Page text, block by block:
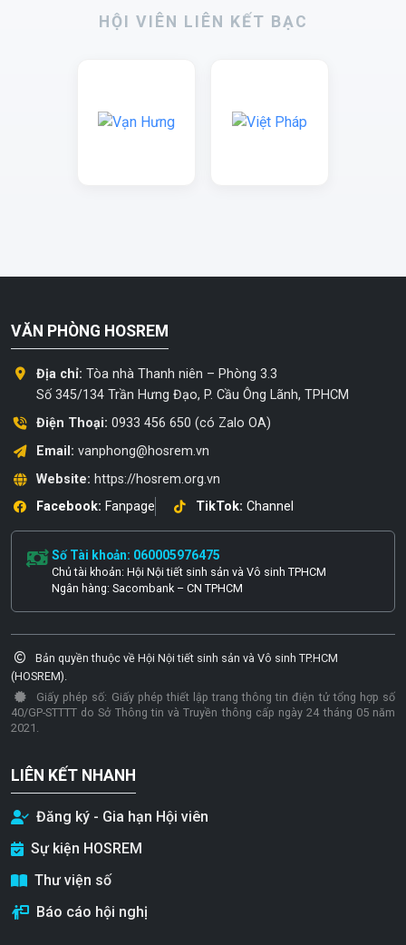
HỘI VIÊN LIÊN KẾT BẠC
VĂN PHÒNG HOSREM
Địa chỉ: Tòa nhà Thanh niên – Phòng 3.3
Số 345/134 Trần Hưng Đạo, P. Cầu Ông Lãnh, TPHCM
Điện Thoại: 0933 456 650 (có Zalo OA)
Email: vanphong@hosrem.vn
Website: https://hosrem.org.vn
Facebook: Fanpage TikTok: Channel
Số Tài khoản: 060005976475
Chủ tài khoản: Hội Nội tiết sinh sản và Vô sinh TPHCM
Ngân hàng: Sacombank – CN TPHCM
Bản quyền thuộc về Hội Nội tiết sinh sản và Vô sinh TP.HCM
(HOSREM).
Giấy phép số: Giấy phép thiết lập trang thông tin điện tử tổng hợp số
40/GP-STTTT do Sở Thông tin và Truyền thông cấp ngày 24 tháng 05 năm
2021.
LIÊN KẾT NHANH
Đăng ký - Gia hạn Hội viên
Sự kiện HOSREM
Thư viện số
Báo cáo hội nghị